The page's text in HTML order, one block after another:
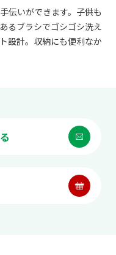
伝いができます。子供も
るブラシでゴシゴシ洗え
設計。収納にも便利なか